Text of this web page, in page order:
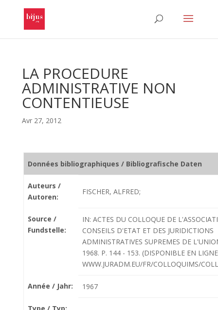
LA PROCEDURE
ADMINISTRATIVE NON
CONTENTIEUSE
Avr 27, 2012
Données bibliographiques / Bibliografische Daten
Auteurs /
Autoren:
FISCHER, ALFRED;
Source /
Fundstelle:
IN: ACTES DU COLLOQUE DE
CONSEILS D'ETAT ET DES JURIDICTIONS
ADMINISTRATIVES SUPREMES DE
1968. P. 144 - 153. (DISPONIBLE EN
WWW.JURADM.EU/FR/COLLOQUIMS/
Année / Jahr: 1967